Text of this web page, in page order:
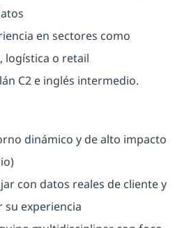
en sectores como
o retail
C2 e inglés intermedio.
dinámico y de alto impacto
con datos reales de cliente y
experiencia